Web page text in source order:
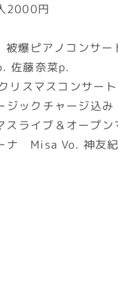
2000円
ピアノコンサー
佐藤奈菜p.
スマスコンサー
ジックチャージ込み
ライブ＆オープ
ナ Misa Vo. 神友